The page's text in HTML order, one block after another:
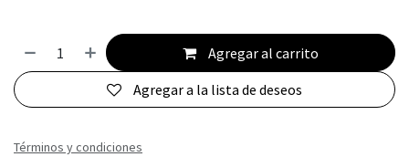
Agregar al carrito
Agregar a la lista de deseos
Términos y condiciones